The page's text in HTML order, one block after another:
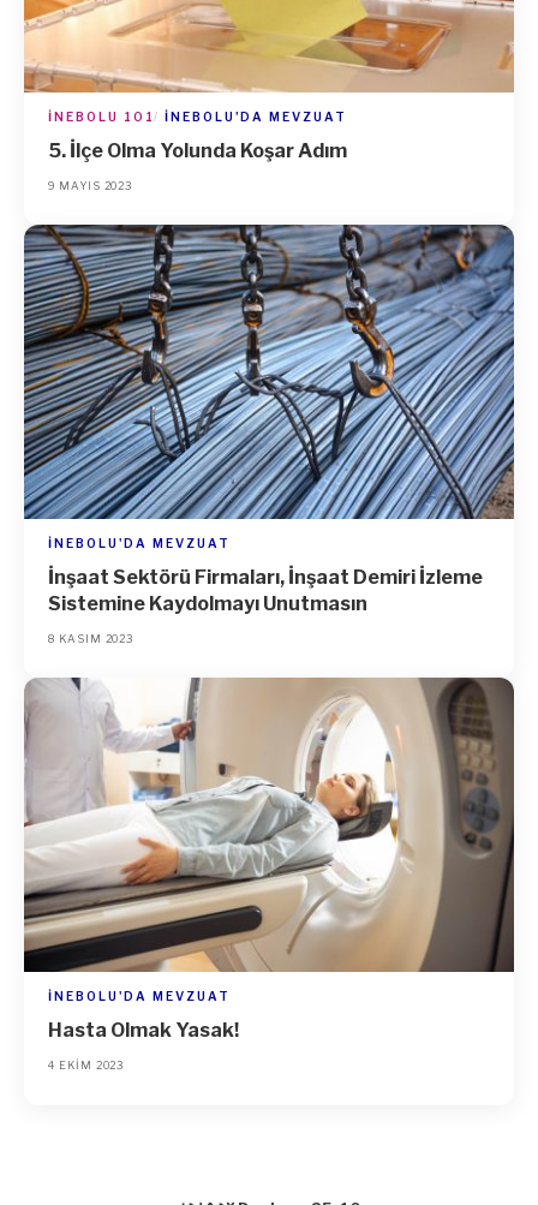
İNEBOLU 101 İNEBOLU'DA MEVZUAT
5. İlçe Olma Yolunda Koşar Adım
9 MAYIS 2023
İNEBOLU'DA MEVZUAT
İnşaat Sektörü Firmaları, İnşaat Demiri İzleme
Sistemine Kaydolmayı Unutmasın
8 KASIM 2023
İNEBOLU'DA MEVZUAT
Hasta Olmak Yasak!
4 EKIM 2023